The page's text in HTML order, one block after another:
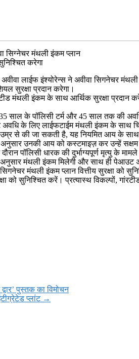
सिग्नेचर मंथली इंकम प्लान
करेगा
लाईफ इंश्योरेन्स ने अवीवा सिगनेचर
सुरक्षा प्रदान करेगा।
मंथली इंकम के साथ आर्थिक सुरक्षा प्रदान
साल के पॉलिसी टर्म और 45 साल तक की
के लिए लाईफटाईम मंथली इंकम के साथ
से की जा सकती है, यह नियमित आय के साथ
अनुसार उनकी आय को कस्टमाइज़ कर उन्हें सक्षम
पॉलिसी धारक की दुर्भाग्यपूर्ण मृत्यु के
मंथली इंकम मिलेगी और साथ ही पेआउट
मंथली इंकम प्लान वित्तीय सुरक्षा को
सुनिश्चित करें। प्रत्यास्थ विकल्पों,
पुस्तक का विमोचन
प्लांट →